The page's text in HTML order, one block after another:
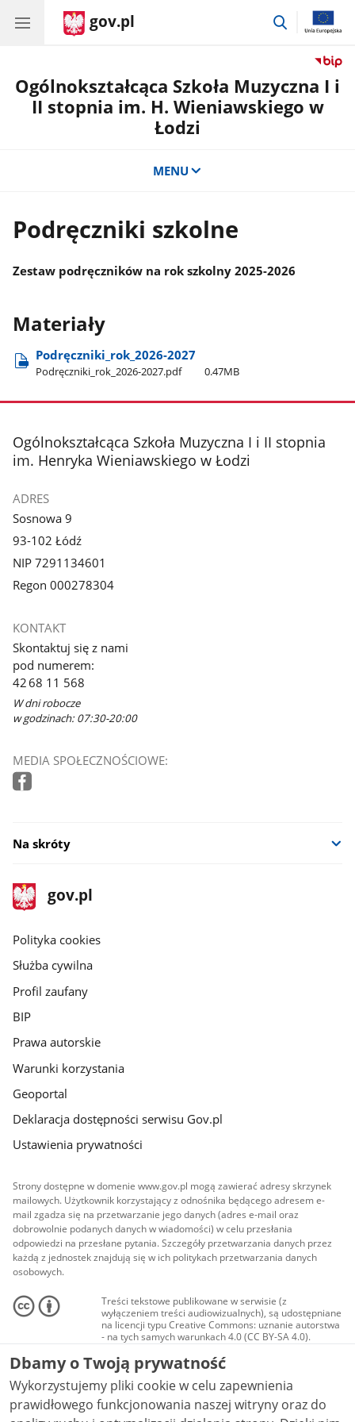
gov.pl
przejdź
Ogólnokształcąca Szkoła Muzyczna I i
II stopnia im. H. Wieniawskiego w
Łodzi
MENU
Podręczniki szkolne
Zestaw podręczników na rok szkolny 2025-2026
Materiały
Podręczniki​_rok​_2026-2027
Podręczniki​_rok​_2026-2027.pdf 0.47MB
stopka
Ogólnokształcąca Szkoła Muzyczna I i II stopnia
im. Henryka Wieniawskiego w Łodzi
ADRES
Sosnowa 9
93-102 Łódź
NIP 7291134601
Regon 000278304
KONTAKT
Skontaktuj się z nami
pod numerem:
42 68 11 568
W dni robocze
w godzinach: 07:30-20:00
MEDIA SPOŁECZNOŚCIOWE:
Na skróty
stopka
gov.pl
Strona
gov.pl
gov.pl
Polityka cookies
Służba cywilna
Profil zaufany
BIP
Prawa autorskie
Warunki korzystania
Geoportal
Deklaracja dostępności serwisu Gov.pl
Ustawienia prywatności
Strony dostępne w domenie www.gov.pl mogą zawierać adresy skrzynek
mailowych. Użytkownik korzystający z odnośnika będącego adresem e-
mail zgadza się na przetwarzanie jego danych (adres e-mail oraz
dobrowolnie podanych danych w wiadomości) w celu przesłania
odpowiedzi na przesłane pytania. Szczegóły przetwarzania danych przez
każdą z jednostek znajdują się w ich politykach przetwarzania danych
osobowych.
Treści tekstowe publikowane w serwisie (z
wyłączeniem treści audiowizualnych), są udostępniane
na licencji typu Creative Commons: uznanie autorstwa
- na tych samych warunkach 4.0 (CC BY-SA 4.0).
Materiały audiowizualne, w tym zdjęcia, materiały
audio i wideo, są udostępniane na licencji typu
Creative Commons: uznanie autorstwa użycie
niekomercyjne - bez utworów zależnych 4.0 (CC BY-
NC-ND 4.0), o ile nie jest to stwierdzone inaczej.
Dbamy o Twoją prywatność
Wykorzystujemy pliki cookie w celu zapewnienia
prawidłowego funkcjonowania naszej witryny oraz do